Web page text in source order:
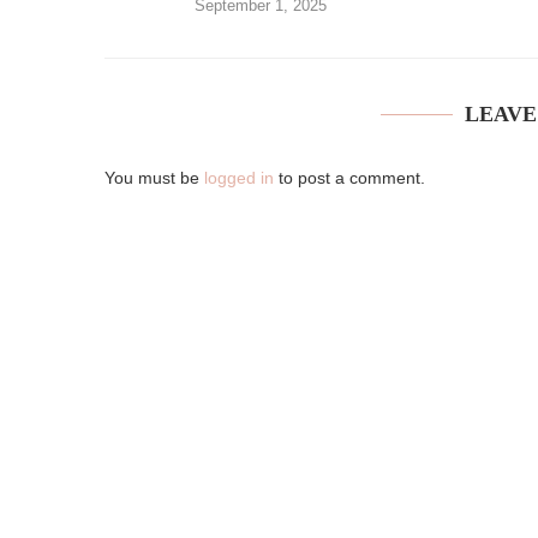
September 1, 2025
You must be logged in to post a comment.